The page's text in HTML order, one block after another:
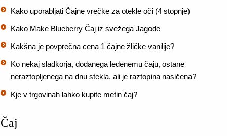
Kako uporabljati Čajne vrečke za otekle oči (4 stopnje)
Kako Make Blueberry Čaj iz svežega Jagode
Kakšna je povprečna cena 1 čajne žličke vanilije?
Ko nekaj sladkorja, dodanega ledenemu čaju, ostane
neraztopljenega na dnu stekla, ali je raztopina nasičena?
Kje v trgovinah lahko kupite metin čaj?
Čaj